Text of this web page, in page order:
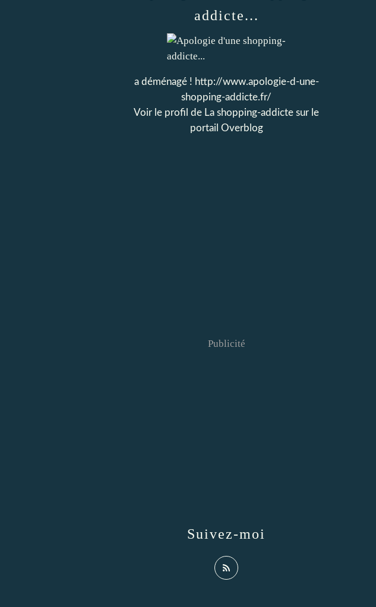
addicte...
a déménagé ! http://www.apologie-d-une-
shopping-addicte.fr/
Voir le profil de La shopping-addicte sur le
portail Overblog
Suivez-moi
Publicité